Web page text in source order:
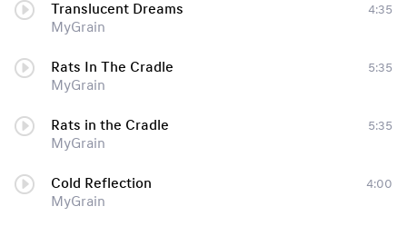
Translucent Dreams
MyGrain
4:35
Rats In The Cradle
MyGrain
5:35
Rats in the Cradle
MyGrain
5:35
Cold Reflection
MyGrain
4:00